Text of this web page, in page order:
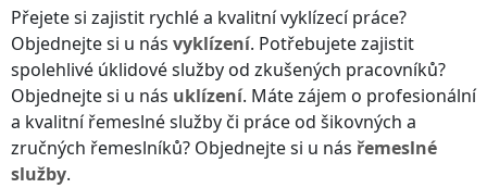
Přejete si zajistit rychlé a kvalitní vyklízecí práce?
Objednejte si u nás vyklízení. Potřebujete zajistit
spolehlivé úklidové služby od zkušených pracovníků?
Objednejte si u nás uklízení. Máte zájem o profesionální
a kvalitní řemeslné služby či práce od šikovných a
zručných řemeslníků? Objednejte si u nás řemeslné
služby.